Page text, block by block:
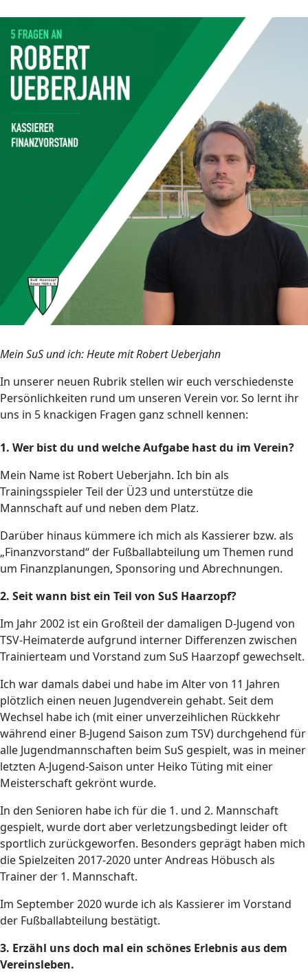
Mein SuS und ich: Heute mit Robert Ueberjahn
In unserer neuen Rubrik stellen wir euch verschiedenste
Persönlichkeiten rund um unseren Verein vor. So lernt ihr
uns in 5 knackigen Fragen ganz schnell kennen:
1. Wer bist du und welche Aufgabe hast du im Verein?
Mein Name ist Robert Ueberjahn. Ich bin als
Trainingsspieler Teil der Ü23 und unterstütze die
Mannschaft auf und neben dem Platz.
Darüber hinaus kümmere ich mich als Kassierer bzw. als
„Finanzvorstand“ der Fußballabteilung um Themen rund
um Finanzplanungen, Sponsoring und Abrechnungen.
2. Seit wann bist ein Teil von SuS Haarzopf?
Im Jahr 2002 ist ein Großteil der damaligen D-Jugend von
TSV-Heimaterde aufgrund interner Differenzen zwischen
Trainierteam und Vorstand zum SuS Haarzopf gewechselt.
Ich war damals dabei und habe im Alter von 11 Jahren
plötzlich einen neuen Jugendverein gehabt. Seit dem
Wechsel habe ich (mit einer unverzeihlichen Rückkehr
während einer B-Jugend Saison zum TSV) durchgehend für
alle Jugendmannschaften beim SuS gespielt, was in meiner
letzten A-Jugend-Saison unter Heiko Tüting mit einer
Meisterschaft gekrönt wurde.
In den Senioren habe ich für die 1. und 2. Mannschaft
gespielt, wurde dort aber verletzungsbedingt leider oft
sportlich zurückgeworfen. Besonders geprägt haben mich
die Spielzeiten 2017-2020 unter Andreas Höbusch als
Trainer der 1. Mannschaft.
Im September 2020 wurde ich als Kassierer im Vorstand
der Fußballabteilung bestätigt.
3. Erzähl uns doch mal ein schönes Erlebnis aus dem
Vereinsleben.